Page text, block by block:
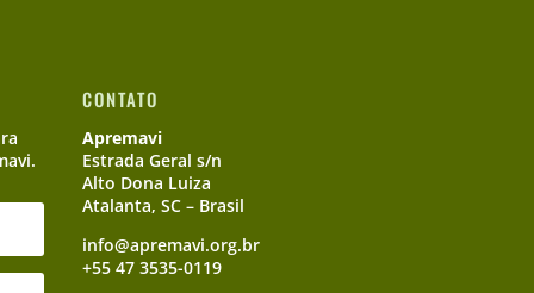
CONTATO
Apremavi
Estrada Geral s/n
Alto Dona Luiza
Atalanta, SC – Brasil
info@apremavi.org.br
+55 47 3535-0119